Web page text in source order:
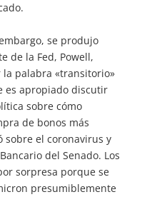
se produjo
de la Fed, Powell,
palabra «transitorio»
es apropiado discutir
sobre cómo
de bonos más
sobre el coronavirus y
del Senado. Los
sorpresa porque se
presumiblemente